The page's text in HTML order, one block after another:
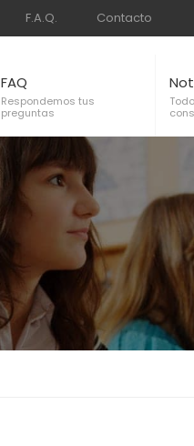
F.A.Q. Contacto
FAQ
Respondemos tus
preguntas